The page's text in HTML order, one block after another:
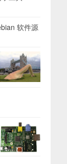
软件源